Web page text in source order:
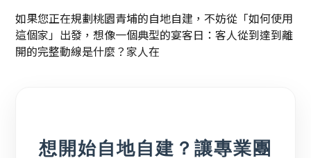
如果您正在規劃桃園青埔的自地自建，不妨從「如何使用
這個家」出發，想像一個典型的宴客日：客人從到達到離
開的完整動線是什麼？家人在
想開始自地自建？讓專業團